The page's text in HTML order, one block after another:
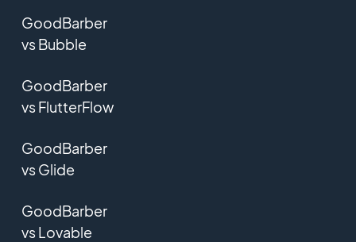
GoodBarber
vs Bubble
GoodBarber
vs FlutterFlow
GoodBarber
vs Glide
GoodBarber
vs Lovable